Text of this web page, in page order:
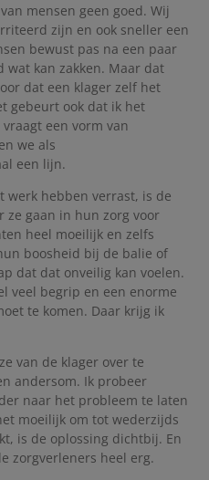
mensen geen goed. Wij
zijn en ook sneller een
bewust pas na een paar
wat kan zakken. Maar dat
dat een klager zelf het
gebeurt ook dat ik het
een vorm van
we als
een lijn.
werk hebben verrast, is de
ze gaan in hun zorg voor
heel moeilijk en zelfs
boosheid bij de balie of
dat dat onveilig kan voelen.
veel begrip en een enorme
te komen. Daar krijg ik
van de klager over te
andersom. Ik probeer
naar het probleem te laten
moeilijk om tot wederzijds
is de oplossing dichtbij. En
zorgverleners heel erg.